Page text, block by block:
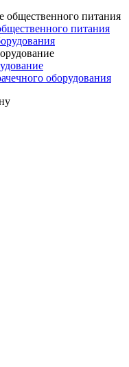
питания
оборудования